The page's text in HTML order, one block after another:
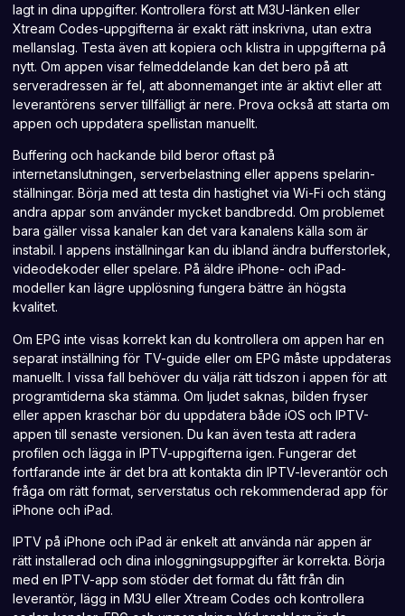
lagt in dina uppgifter. Kontrollera först att M3U-länken eller
Xtream Codes-uppgifterna är exakt rätt inskrivna, utan extra
mellanslag. Testa även att kopiera och klistra in uppgifterna på
nytt. Om appen visar felmeddelande kan det bero på att
serveradressen är fel, att abonnemanget inte är aktivt eller att
leverantörens server tillfälligt är nere. Prova också att starta om
appen och uppdatera spellistan manuellt.
Buffering och hackande bild beror oftast på
internetanslutningen, serverbelastning eller appens spelarin­
ställningar. Börja med att testa din hastighet via Wi-Fi och stäng
andra appar som använder mycket bandbredd. Om problemet
bara gäller vissa kanaler kan det vara kanalens källa som är
instabil. I appens inställningar kan du ibland ändra bufferstorlek,
videodekoder eller spelare. På äldre iPhone- och iPad-
modeller kan lägre upplösning fungera bättre än högsta
kvalitet.
Om EPG inte visas korrekt kan du kontrollera om appen har en
separat inställning för TV-guide eller om EPG måste uppdateras
manuellt. I vissa fall behöver du välja rätt tidszon i appen för att
programtiderna ska stämma. Om ljudet saknas, bilden fryser
eller appen kraschar bör du uppdatera både iOS och IPTV-
appen till senaste versionen. Du kan även testa att radera
profilen och lägga in IPTV-uppgifterna igen. Fungerar det
fortfarande inte är det bra att kontakta din IPTV-leverantör och
fråga om rätt format, serverstatus och rekommenderad app för
iPhone och iPad.
IPTV på iPhone och iPad är enkelt att använda när appen är
rätt installerad och dina inloggningsuppgifter är korrekta. Börja
med en IPTV-app som stöder det format du fått från din
leverantör, lägg in M3U eller Xtream Codes och kontrollera